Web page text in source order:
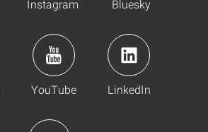
Instagram Bluesky
YouTube LinkedIn